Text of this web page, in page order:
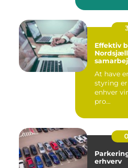
Effektiv
At have
styring
enhver
pro...
erhverv